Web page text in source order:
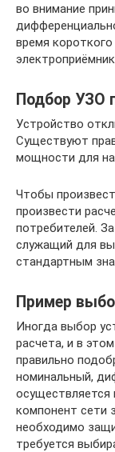
во внимание
время
Подбор УЗО
Устройство
Существуют
мощности для
Чтобы
произвести
потребителей.
служащий для
стандартным
Пример
Иногда выбор
расчета, и в
правильно
номинальный,
компонент сети
необходимо
требуется